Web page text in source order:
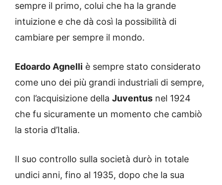
sempre il primo, colui che ha la grande
intuizione e che dà così la possibilità di
cambiare per sempre il mondo.
Edoardo Agnelli è sempre stato considerato
come uno dei più grandi industriali di sempre,
con l’acquisizione della Juventus nel 1924
che fu sicuramente un momento che cambiò
la storia d’Italia.
Il suo controllo sulla società durò in totale
undici anni, fino al 1935, dopo che la sua